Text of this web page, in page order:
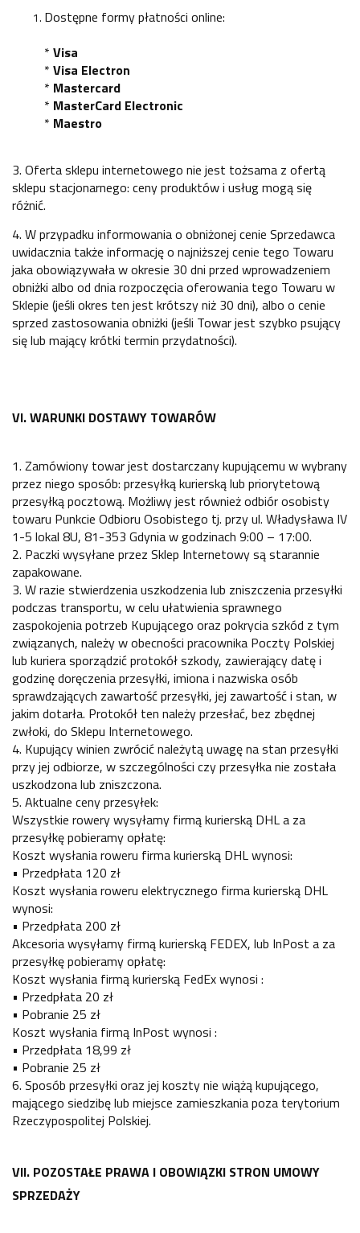
Dostępne formy płatności online:
* Visa
* Visa Electron
* Mastercard
* MasterCard Electronic
* Maestro
3. Oferta sklepu internetowego nie jest tożsama z ofertą
sklepu stacjonarnego: ceny produktów i usług mogą się
różnić.
4. W przypadku informowania o obniżonej cenie Sprzedawca
uwidacznia także informację o najniższej cenie tego Towaru
jaka obowiązywała w okresie 30 dni przed wprowadzeniem
obniżki albo od dnia rozpoczęcia oferowania tego Towaru w
Sklepie (jeśli okres ten jest krótszy niż 30 dni), albo o cenie
sprzed zastosowania obniżki (jeśli Towar jest szybko psujący
się lub mający krótki termin przydatności).
VI. WARUNKI DOSTAWY TOWARÓW
1. Zamówiony towar jest dostarczany kupującemu w wybrany
przez niego sposób: przesyłką kurierską lub priorytetową
przesyłką pocztową. Możliwy jest również odbiór osobisty
towaru Punkcie Odbioru Osobistego tj. przy ul. Władysława IV
1-5 lokal 8U, 81-353 Gdynia w godzinach 9:00 – 17:00.
2. Paczki wysyłane przez Sklep Internetowy są starannie
zapakowane.
3. W razie stwierdzenia uszkodzenia lub zniszczenia przesyłki
podczas transportu, w celu ułatwienia sprawnego
zaspokojenia potrzeb Kupującego oraz pokrycia szkód z tym
związanych, należy w obecności pracownika Poczty Polskiej
lub kuriera sporządzić protokół szkody, zawierający datę i
godzinę doręczenia przesyłki, imiona i nazwiska osób
sprawdzających zawartość przesyłki, jej zawartość i stan, w
jakim dotarła. Protokół ten należy przesłać, bez zbędnej
zwłoki, do Sklepu Internetowego.
4. Kupujący winien zwrócić należytą uwagę na stan przesyłki
przy jej odbiorze, w szczególności czy przesyłka nie została
uszkodzona lub zniszczona.
5. Aktualne ceny przesyłek:
Wszystkie rowery wysyłamy firmą kurierską DHL a za
przesyłkę pobieramy opłatę:
Koszt wysłania roweru firma kurierską DHL wynosi:
• Przedpłata 120 zł
Koszt wysłania roweru elektrycznego firma kurierską DHL
wynosi:
• Przedpłata 200 zł
Akcesoria wysyłamy firmą kurierską FEDEX, lub InPost a za
przesyłkę pobieramy opłatę:
Koszt wysłania firmą kurierską FedEx wynosi :
• Przedpłata 20 zł
• Pobranie 25 zł
Koszt wysłania firmą InPost wynosi :
• Przedpłata 18,99 zł
• Pobranie 25 zł
6. Sposób przesyłki oraz jej koszty nie wiążą kupującego,
mającego siedzibę lub miejsce zamieszkania poza terytorium
Rzeczypospolitej Polskiej.
VII. POZOSTAŁE PRAWA I OBOWIĄZKI STRON UMOWY
SPRZEDAŻY